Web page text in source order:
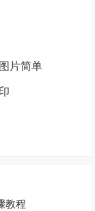
片简单
教程